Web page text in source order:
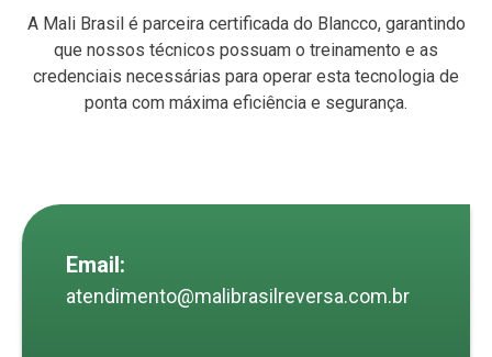
A Mali Brasil é parceira certificada do Blancco, garantindo
que nossos técnicos possuam o treinamento e as
credenciais necessárias para operar esta tecnologia de
ponta com máxima eficiência e segurança.
Email:
atendimento@malibrasilreversa.com.br